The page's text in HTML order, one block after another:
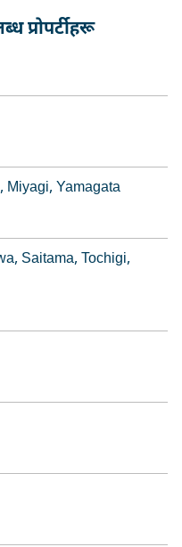
प्रोपर्टीहरू
Miyagi Yamagata
Saitama Tochigi